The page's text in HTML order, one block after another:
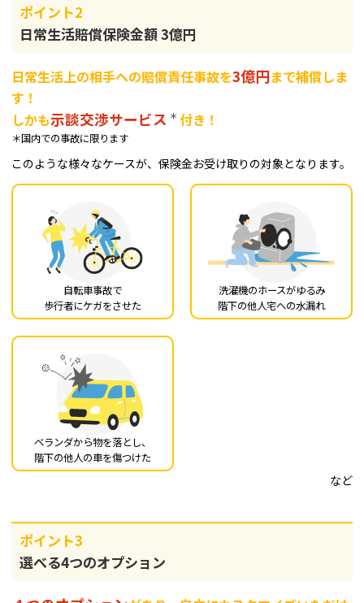
ポイント2
日常生活賠償保険金額 3億円
日常生活上の相手への賠償責任事故を3億円まで補償しま
す！
しかも示談交渉サービス ＊ 付き！
＊国内での事故に限ります
このような様々なケースが、保険金お受け取りの対象となります。
自転車事故で
歩行者にケガをさせた
洗濯機のホースがゆるみ
階下の他人宅への水漏れ
ベランダから物を落とし、
階下の他人の車を傷つけた
など
ポイント3
選べる4つのオプション